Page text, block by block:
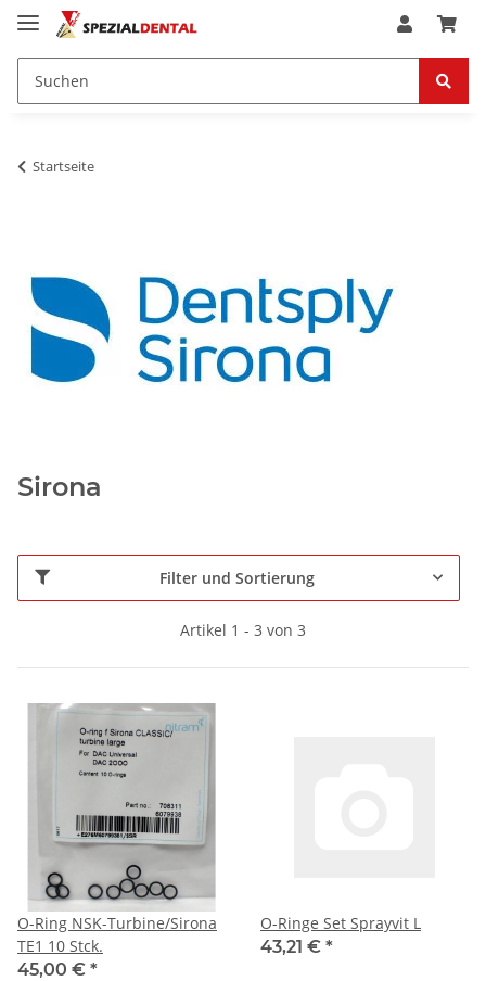
Startseite
Sirona
Filter und Sortierung
Artikel 1 - 3 von 3
O-Ring NSK-Turbine/Sirona
TE1 10 Stck.
45,00 € *
O-Ringe Set Sprayvit L
43,21 € *